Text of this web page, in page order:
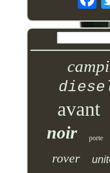
avant
noir porte
rover